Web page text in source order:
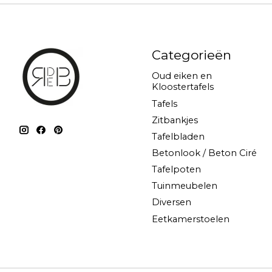
Categorieën
Oud eiken en
Kloostertafels
Tafels
Zitbankjes
Tafelbladen
Betonlook / Beton Ciré
Tafelpoten
Tuinmeubelen
Diversen
Eetkamerstoelen